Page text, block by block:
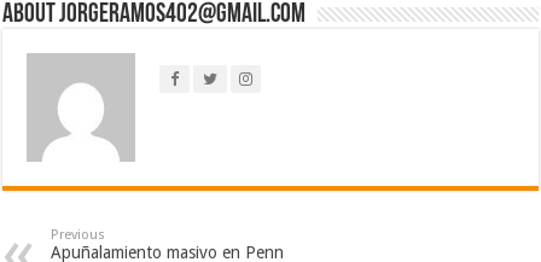
About jorgeramos402@gmail.com
Previous
Apuñalamiento masivo en Penn